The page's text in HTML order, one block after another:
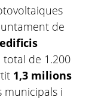
de
de 1.200
1,3 milions
municipals i